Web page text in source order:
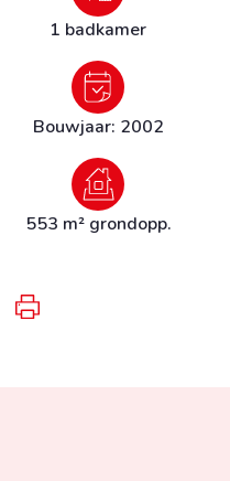
1 badkamer
Bouwjaar: 2002
553 m² grondopp.